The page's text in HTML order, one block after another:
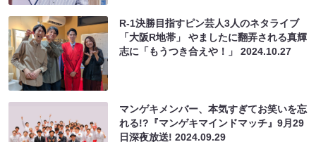
R-1決勝目指すピン芸人3人のネタライブ
「大阪R地帯」 やましたに翻弄される真輝
志に「もうつき合えや！」2024.10.27
マンゲキメンバー、本気すぎてお笑いを忘
れる!?『マンゲキマインドマッチ』9月29
日深夜放送!2024.09.29